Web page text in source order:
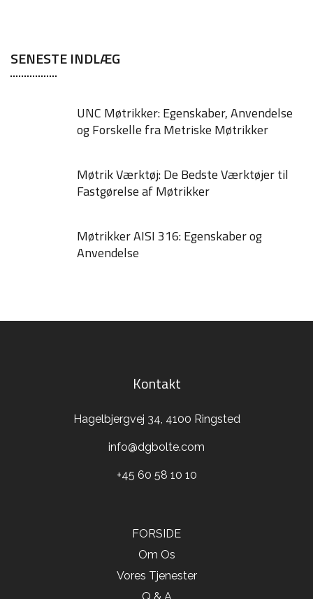
SENESTE INDLÆG
UNC Møtrikker: Egenskaber, Anvendelse
og Forskelle fra Metriske Møtrikker
Møtrik Værktøj: De Bedste Værktøjer til
Fastgørelse af Møtrikker
Møtrikker AISI 316: Egenskaber og
Anvendelse
Kontakt
Hagelbjergvej 34, 4100 Ringsted
info@dgbolte.com
+45 60 58 10 10
FORSIDE
Om Os
Vores Tjenester